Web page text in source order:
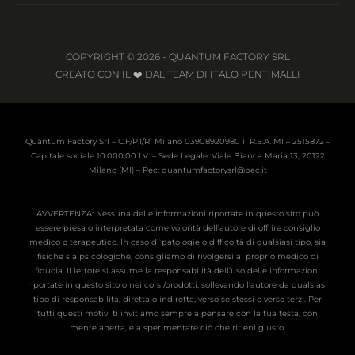
COPYRIGHT © 2026 - QUANTUM FACTORY SRL
CREATO CON IL ❤️ DAL TEAM DI ITALO PENTIMALLI
Quantum Factory Srl – C.F/P.I/RI Milano 03908920980 il R.E.A. MI – 2515872 –
Capitale sociale 10.000,00 I.V. – Sede Legale: Viale Bianca Maria 13, 20122
Milano (MI) – Pec: quantumfactorysrl@pec.it
AVVERTENZA: Nessuna delle informazioni riportate in questo sito può
essere presa o interpretata come volontà dell’autore di offrire consiglio
medico o terapeutico. In caso di patologie o difficoltà di qualsiasi tipo, sia
fisiche sia psicologiche, consigliamo di rivolgersi al proprio medico di
fiducia. Il lettore si assume la responsabilità dell’uso delle informazioni
riportate in questo sito o nei corsi/prodotti, sollevando l’autore da qualsiasi
tipo di responsabilità, diretta o indiretta, verso se stessi o verso terzi. Per
tutti questi motivi ti invitiamo sempre a pensare con la tua testa, con
mente aperta, e a sperimentare ciò che ritieni giusto.